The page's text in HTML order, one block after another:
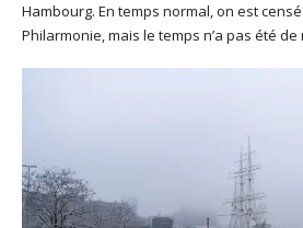
Hambourg. En temps normal, on est
Philarmonie, mais le temps n’a pas été de